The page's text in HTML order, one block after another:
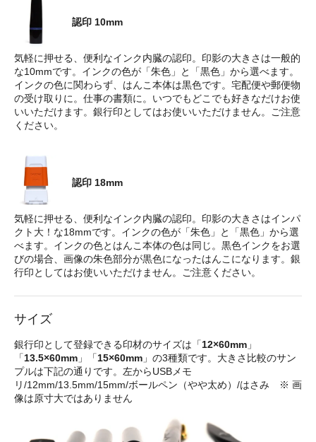
認印 10mm
気軽に押せる、便利なインク内臓の認印。印影の大きさは一般的
な10mmです。インクの色が「朱色」と「黒色」から選べます。
インクの色に関わらず、はんこ本体は黒色です。宅配便や郵便物
の受け取りに。仕事の書類に。いつでもどこでも好きなだけお使
いいただけます。銀行印としてはお使いいただけません。ご注意
ください。
認印 18mm
気軽に押せる、便利なインク内臓の認印。印影の大きさはインパ
クト大！な18mmです。インクの色が「朱色」と「黒色」から選
べます。インクの色とはんこ本体の色は同じ。黒色インクをお選
びの場合、画像の朱色部分が黒色になったはんこになります。銀
行印としてはお使いいただけません。ご注意ください。
サイズ
銀行印として登録できる印材のサイズは「12×60mm 」
「13.5×60mm 」「15×60mm 」の3種類です。大きさ比較のサン
プルは下記の通りです。左からUSBメモ
リ/12mm/13.5mm/15mm/ボールペン（やや太め）/はさみ ※ 画
像は原寸大ではありません